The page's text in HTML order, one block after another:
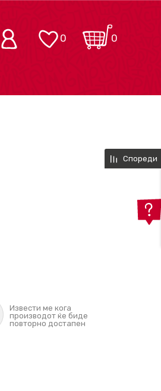
0
0
Извести ме кога
производот ќе биде
повторно достапен
Спореди